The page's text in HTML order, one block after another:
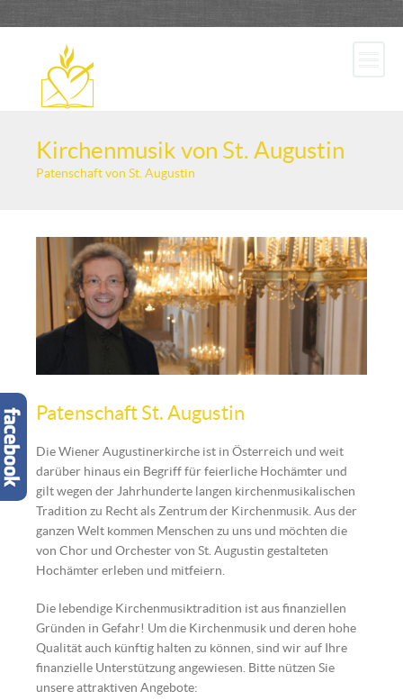
Kirchenmusik von St. Augustin
Patenschaft von St. Augustin
Patenschaft St. Augustin
Die Wiener Augustinerkirche ist in Österreich und weit
darüber hinaus ein Begriff für feierliche Hochämter und
gilt wegen der Jahrhunderte langen kirchenmusikalischen
Tradition zu Recht als Zentrum der Kirchenmusik. Aus der
ganzen Welt kommen Menschen zu uns und möchten die
von Chor und Orchester von St. Augustin gestalteten
Hochämter erleben und mitfeiern.
Die lebendige Kirchenmusiktradition ist aus finanziellen
Gründen in Gefahr! Um die Kirchenmusik und deren hohe
Qualität auch künftig halten zu können, sind wir auf Ihre
finanzielle Unterstützung angewiesen. Bitte nützen Sie
unsere attraktiven Angebote: